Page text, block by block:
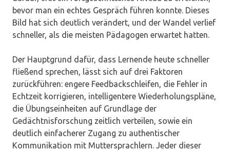
bevor man ein echtes Gespräch führen konnte. Dieses
Bild hat sich deutlich verändert, und der Wandel verlief
schneller, als die meisten Pädagogen erwartet hatten.
Der Hauptgrund dafür, dass Lernende heute schneller
fließend sprechen, lässt sich auf drei Faktoren
zurückführen: engere Feedbackschleifen, die Fehler in
Echtzeit korrigieren, intelligentere Wiederholungspläne,
die Übungseinheiten auf Grundlage der
Gedächtnisforschung zeitlich verteilen, sowie ein
deutlich einfacherer Zugang zu authentischer
Kommunikation mit Muttersprachlern. Jeder dieser